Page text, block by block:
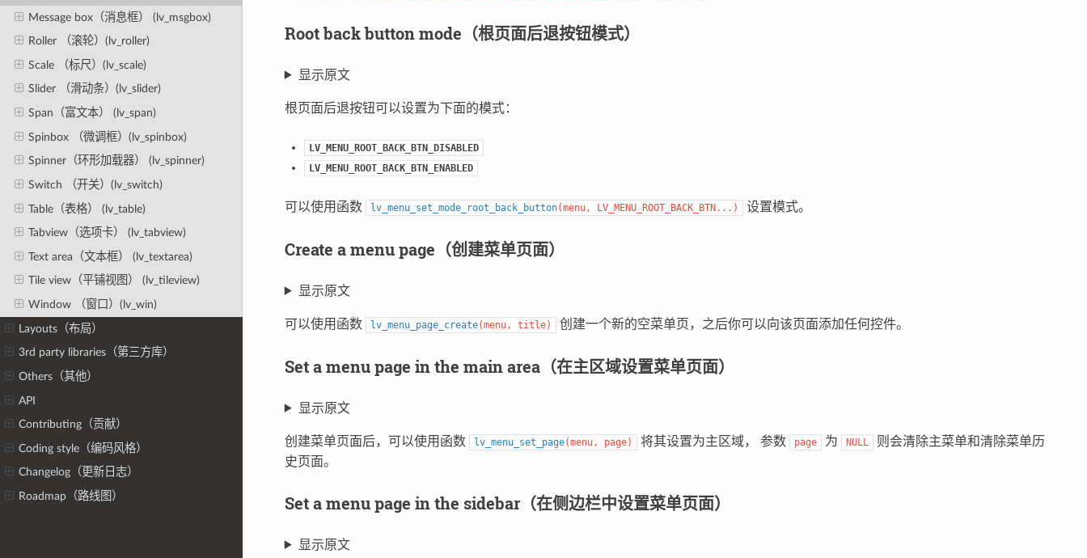
Message box（消息框） (lv_msgbox)
Roller （滚轮）(lv_roller)
Scale （标尺）(lv_scale)
Slider （滑动条）(lv_slider)
Span（富文本） (lv_span)
Spinbox （微调框）(lv_spinbox)
Spinner（环形加载器） (lv_spinner)
Switch （开关）(lv_switch)
Table（表格） (lv_table)
Tabview（选项卡） (lv_tabview)
Text area（文本框） (lv_textarea)
Tile view（平铺视图） (lv_tileview)
Window （窗口）(lv_win)
Layouts（布局）
3rd party libraries（第三方库）
Others（其他）
API
Contributing（贡献）
Coding style（编码风格）
Changelog（更新日志）
Roadmap（路线图）
Root back button mode（根页面后退按钮模式）
显示原文
根页面后退按钮可以设置为下面的模式：
LV_MENU_ROOT_BACK_BTN_DISABLED
LV_MENU_ROOT_BACK_BTN_ENABLED
可以使用函数 lv_menu_set_mode_root_back_button(menu, LV_MENU_ROOT_BACK_BTN... ) 设置模式。
Create a menu page（创建菜单页面）
显示原文
可以使用函数 lv_menu_page_create(menu, title) 创建一个新的空菜单页，之后你可以向该页面添加任何控件。
Set a menu page in the main area（在主区域设置菜单页面）
显示原文
创建菜单页面后，可以使用函数 lv_menu_set_page(menu, page) 将其设置为主区域， 参数 page 为 NULL
则会清除主菜单和清除菜单历
史页面。
Set a menu page in the sidebar（在侧边栏中设置菜单页面）
显示原文